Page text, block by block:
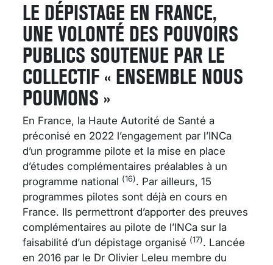
LE DÉPISTAGE EN FRANCE,
UNE VOLONTÉ DES POUVOIRS
PUBLICS SOUTENUE PAR LE
COLLECTIF « ENSEMBLE NOUS
POUMONS »
En France, la Haute Autorité de Santé a
préconisé en 2022 l’engagement par l’INCa
d’un programme pilote et la mise en place
d’études complémentaires préalables à un
programme national (16). Par ailleurs, 15
programmes pilotes sont déjà en cours en
France. Ils permettront d’apporter des preuves
complémentaires au pilote de l’INCa sur la
faisabilité d’un dépistage organisé (17). Lancée
en 2016 par le Dr Olivier Leleu membre du